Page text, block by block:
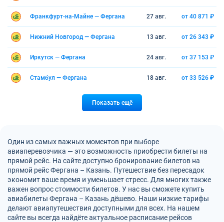
Франкфурт-на-Майне — Фергана 27 авг. от 40 871 ₽
Нижний Новгород — Фергана 13 авг. от 26 343 ₽
Иркутск — Фергана 24 авг. от 37 153 ₽
Стамбул — Фергана 18 авг. от 33 526 ₽
Показать ещё
Один из самых важных моментов при выборе
авиаперевозчика — это возможность приобрести билеты на
прямой рейс. На сайте доступно бронирование билетов на
прямой рейс Фергана – Казань. Путешествие без пересадок
экономит ваше время и уменьшает стресс. Для многих также
важен вопрос стоимости билетов. У нас вы сможете купить
авиабилеты Фергана – Казань дёшево. Наши низкие тарифы
делают авиапутешествия доступными для всех. На нашем
сайте вы всегда найдёте актуальное расписание рейсов